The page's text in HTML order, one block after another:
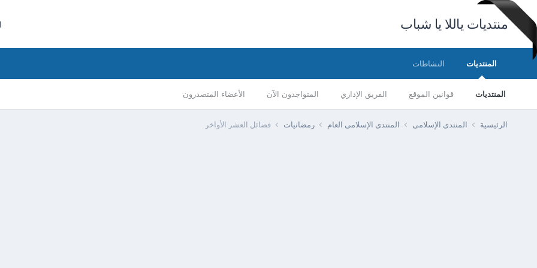
منتديات ياللا يا شباب
المنتديات
المنتديات قوانين الموقع الفريق الإداري المتواجدون الآن الأعضاء المتصدرون
النشاطات
الرئيسية المنتدى الإسلامى المنتدى الإسلامى العام رمضانيات فضائل العشر الأواخر